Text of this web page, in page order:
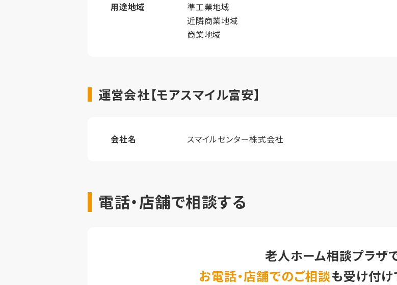
用途地域
準工業地域
近隣商業地域
商業地域
運営会社【モアスマイル富安】
会社名 スマイルセンター株式会社
電話・店舗で相談する
老人ホーム相談プラザ
お電話・店舗でのご相談も受け付け